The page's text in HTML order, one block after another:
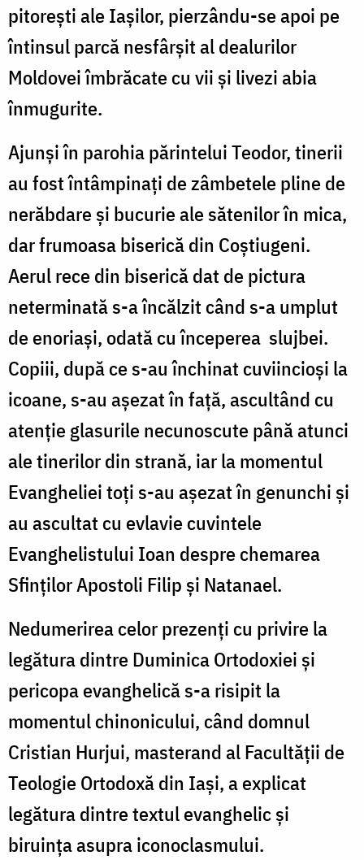
pitorești ale Iașilor, pierzându-se apoi pe
întinsul parcă nesfârșit al dealurilor
Moldovei îmbrăcate cu vii și livezi abia
înmugurite.
Ajunși în parohia părintelui Teodor, tinerii
au fost întâmpinați de zâmbetele pline de
nerăbdare și bucurie ale sătenilor în mica,
dar frumoasa biserică din Coștiugeni.
Aerul rece din biserică dat de pictura
neterminată s-a încălzit când s-a umplut
de enoriași, odată cu începerea slujbei.
Copiii, după ce s-au închinat cuviincioși la
icoane, s-au așezat în față, ascultând cu
atenție glasurile necunoscute până atunci
ale tinerilor din strană, iar la momentul
Evangheliei toți s-au așezat în genunchi și
au ascultat cu evlavie cuvintele
Evanghelistului Ioan despre chemarea
Sfinților Apostoli Filip și Natanael.
Nedumerirea celor prezenți cu privire la
legătura dintre Duminica Ortodoxiei și
pericopa evanghelică s-a risipit la
momentul chinonicului, când domnul
Cristian Hurjui, masterand al Facultății de
Teologie Ortodoxă din Iași, a explicat
legătura dintre textul evanghelic și
biruința asupra iconoclasmului.